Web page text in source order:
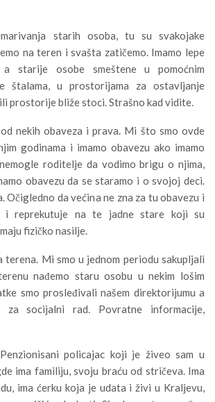
starih osoba, tu su svakojake
na teren i svašta zatičemo. Imamo lepe
starije osobe smeštene u pomoćnim
štalama, u prostorijama za ostavljanje
prostorije bliže stoci. Strašno kad vidite.
nekih obaveza i prava. Mi što smo ovde
godinama i imamo obavezu ako imamo
roditelje da vodimo brigu o njima,
obavezu da se staramo i o svojoj deci.
Očigledno da većina ne zna za tu obavezu i
reprekutuje na te jadne stare koji su
fizičko nasilje.
terena. Mi smo u jednom periodu sakupljali
nađemo staru osobu u nekim lošim
smo prosleđivali našem direktorijumu a
socijalni rad. Povratne informacije,
policajac koji je živeo sam u
ima familiju, svoju braću od stričeva. Ima
ima ćerku koja je udata i živi u Kraljevu,